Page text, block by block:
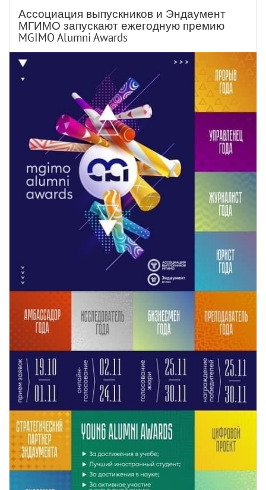
Ассоциация выпускников и Эндаумент
МГИМО запускают ежегодную премию
MGIMO Alumni Awards